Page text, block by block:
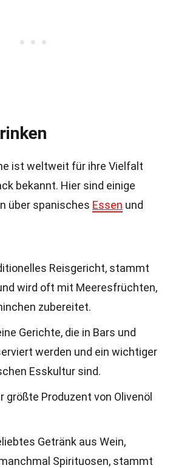
ist weltweit für ihre Vielfalt
bekannt. Hier sind einige
über spanisches Essen und
Reisgericht, stammt
wird oft mit Meeresfrüchten,
zubereitet.
Gerichte, die in Bars und
werden und ein wichtiger
Esskultur sind.
größte Produzent von Olivenöl
Getränk aus Wein,
Spirituosen, stammt